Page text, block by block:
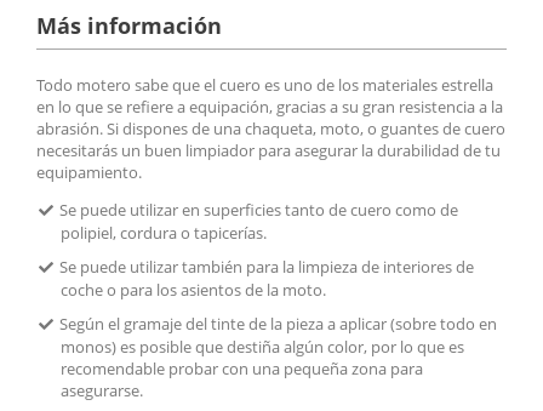
Más información
Todo motero sabe que el cuero es uno de los materiales estrella
en lo que se refiere a equipación, gracias a su gran resistencia a la
abrasión. Si dispones de una chaqueta, moto, o guantes de cuero
necesitarás un buen limpiador para asegurar la durabilidad de tu
equipamiento.
Se puede utilizar en superficies tanto de cuero como de
polipiel, cordura o tapicerías.
Se puede utilizar también para la limpieza de interiores de
coche o para los asientos de la moto.
Según el gramaje del tinte de la pieza a aplicar (sobre todo en
monos) es posible que destiña algún color, por lo que es
recomendable probar con una pequeña zona para
asegurarse.